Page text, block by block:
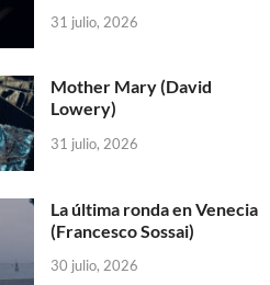
31 julio, 2026
Mother Mary (David
Lowery)
31 julio, 2026
La última ronda en Venecia
(Francesco Sossai)
30 julio, 2026